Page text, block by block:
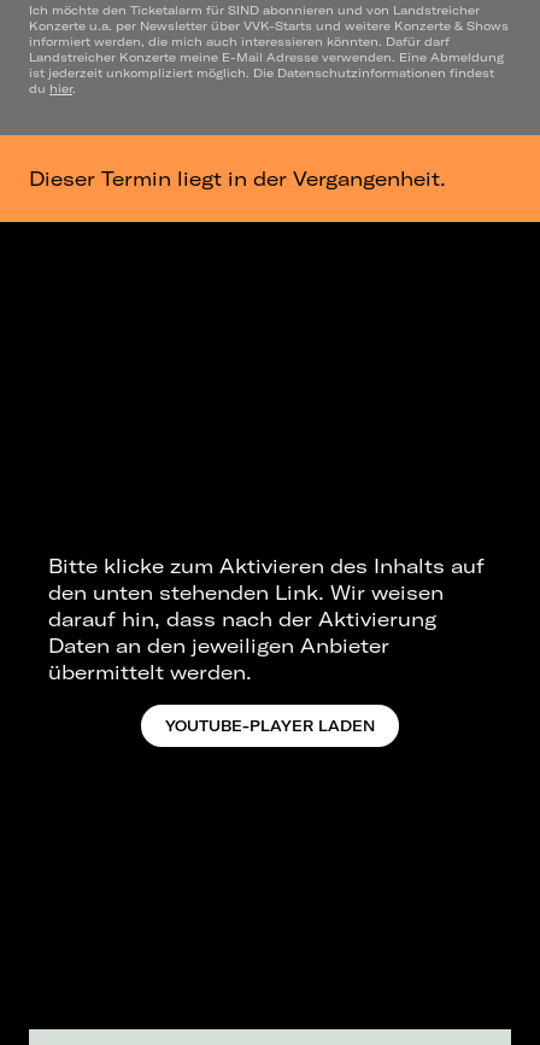
Ich möchte den Ticketalarm für SIND abonnieren und von Landstreicher
Konzerte u.a. per Newsletter über VVK-Starts und weitere Konzerte & Shows
informiert werden, die mich auch interessieren könnten. Dafür darf
Landstreicher Konzerte meine E-Mail Adresse verwenden. Eine Abmeldung
ist jederzeit unkompliziert möglich. Die Datenschutzinformationen findest
du hier.
Dieser Termin liegt in der Vergangenheit.
Bitte klicke zum Aktivieren des Inhalts auf
den unten stehenden Link. Wir weisen
darauf hin, dass nach der Aktivierung
Daten an den jeweiligen Anbieter
übermittelt werden.
YOUTUBE-PLAYER LADEN